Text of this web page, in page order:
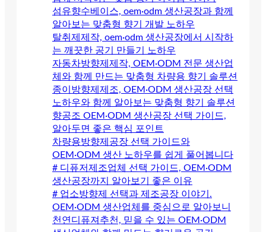
섬유향수베이스, oem·odm 생산공장과 함께
알아보는 맞춤형 향기 개발 노하우
탈취제제작, oem·odm 생산공장에서 시작하
는 깨끗한 공기 만들기 노하우
자동차방향제제작, OEM·ODM 전문 생산업
체와 함께 만드는 맞춤형 차량용 향기 솔루션
종이방향제제조, OEM·ODM 생산공장 선택
노하우와 함께 알아보는 맞춤형 향기 솔루션
향공조 OEM·ODM 생산공장 선택 가이드,
알아두면 좋은 핵심 포인트
차량용방향제공장 선택 가이드와
OEM·ODM 생산 노하우를 쉽게 풀어봅니다
# 디퓨저제조업체 선택 가이드, OEM·ODM
생산공장까지 알아보기 좋은 이유
# 업소방향제 선택과 제조공장 이야기.
OEM·ODM 생산업체를 중심으로 알아보니
천연디퓨져추천, 믿을 수 있는 OEM·ODM